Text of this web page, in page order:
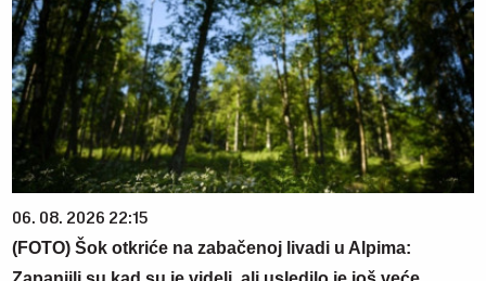
06. 08. 2026 22:15
(FOTO) Šok otkriće na zabačenoj livadi u Alpima: